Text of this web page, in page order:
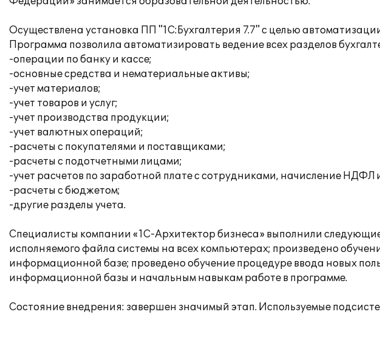
Осуществлена установка ПП "1С:Бухгалтерия 7.7" с целью
Программа позволила автоматизировать ведение всех разделов
-операции по банку и кассе;
-основные средства и нематериальные активы;
-учет материалов;
-учет товаров и услуг;
-учет производства продукции;
-учет валютных операций;
-расчеты с покупателями и поставщиками;
-расчеты с подотчетными лицами;
-учет расчетов по заработной плате с сотрудниками, начисление НДФЛ
-расчеты с бюджетом;
-другие разделы учета.
Специалисты компании «1С-Архитектор бизнеса» выполнили
исполняемого файла системы на всех компьютерах; произведено
информационной базе; проведено обучение процедуре ввода новых
информационной базы и начальным навыкам работе в программе.
Состояние внедрения: завершен значимый этап. Используемые